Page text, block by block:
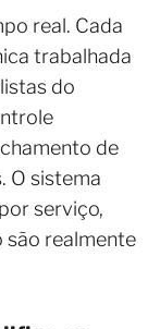
real. Cada
trabalhada
do
de
O sistema
por serviço,
são realmente